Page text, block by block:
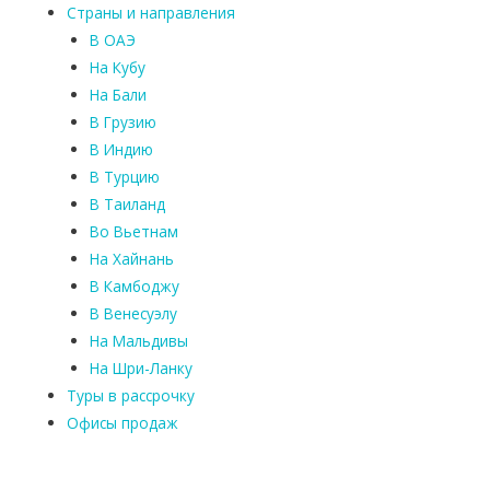
Страны и направления
В ОАЭ
На Кубу
На Бали
В Грузию
В Индию
В Турцию
В Таиланд
Во Вьетнам
На Хайнань
В Камбоджу
В Венесуэлу
На Мальдивы
На Шри-Ланку
Туры в рассрочку
Офисы продаж